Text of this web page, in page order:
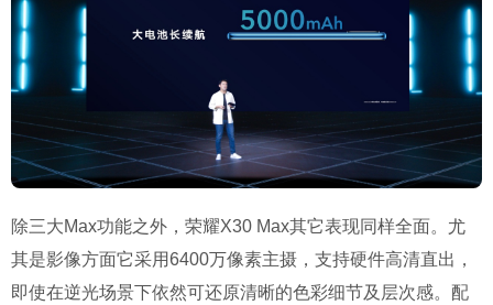
除三大Max功能之外，荣耀X30 Max其它表现同样全面。尤
其是影像方面它采用6400万像素主摄，支持硬件高清直出，
即使在逆光场景下依然可还原清晰的色彩细节及层次感。配